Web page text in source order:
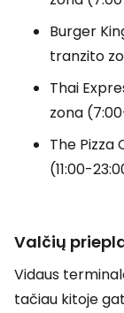
Burger
tranzito
Thai
zona
The Pizza
(11:00-
Valčių
Vidaus
tačiau kitoje